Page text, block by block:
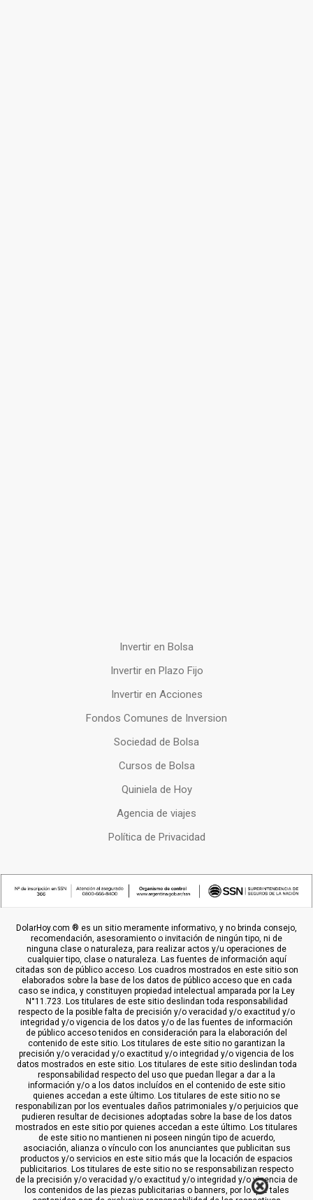
Invertir en Bolsa
Invertir en Plazo Fijo
Invertir en Acciones
Fondos Comunes de Inversion
Sociedad de Bolsa
Cursos de Bolsa
Quiniela de Hoy
Agencia de viajes
Política de Privacidad
DolarHoy.com ® es un sitio meramente informativo, y no brinda consejo,
recomendación, asesoramiento o invitación de ningún tipo, ni de
ninguna clase o naturaleza, para realizar actos y/u operaciones de
cualquier tipo, clase o naturaleza. Las fuentes de información aquí
citadas son de público acceso. Los cuadros mostrados en este sitio son
elaborados sobre la base de los datos de público acceso que en cada
caso se indica, y constituyen propiedad intelectual amparada por la Ley
N°11.723. Los titulares de este sitio deslindan toda responsabilidad
respecto de la posible falta de precisión y/o veracidad y/o exactitud y/o
integridad y/o vigencia de los datos y/o de las fuentes de información
de público acceso tenidos en consideración para la elaboración del
contenido de este sitio. Los titulares de este sitio no garantizan la
precisión y/o veracidad y/o exactitud y/o integridad y/o vigencia de los
datos mostrados en este sitio. Los titulares de este sitio deslindan toda
responsabilidad respecto del uso que puedan llegar a dar a la
información y/o a los datos incluídos en el contenido de este sitio
quienes accedan a este último. Los titulares de este sitio no se
responabilizan por los eventuales daños patrimoniales y/o perjuicios que
pudieren resultar de decisiones adoptadas sobre la base de los datos
mostrados en este sitio por quienes accedan a este último. Los titulares
de este sitio no mantienen ni poseen ningún tipo de acuerdo,
asociación, alianza o vínculo con los anunciantes que publicitan sus
productos y/o servicios en este sitio más que la locación de espacios
publicitarios. Los titulares de este sitio no se responsabilizan respecto
de la precisión y/o veracidad y/o exactitud y/o integridad y/o vigencia de
los contenidos de las piezas publicitarias o banners, por lo que tales